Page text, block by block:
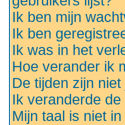
Ik ben mijn
Ik ben
Ik was in het
Hoe verander ik
De tijden zijn niet
Ik veranderde
Mijn taal is niet